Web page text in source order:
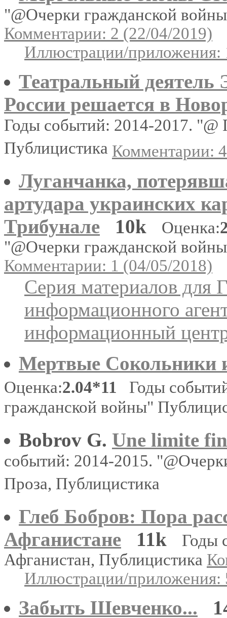
"@Очерки гражданской
Комментарии: 2 (22/04/2019)
Иллюстрации/приложения:
Театральный деятель
России решается в
Годы событий: 2014-2017. "@
Публицистика Комментарии:
Луганчанка,
артудара украинских
Трибунале
10k Оценка:
"@Очерки гражданской
Комментарии: 1 (04/05/2018)
Серия материалов для
информационного
информационный
Мертвые Сокольники
Оценка:2.04*11 Годы
гражданской войны"
Bobrov G. Une limite
событий: 2014-2015.
Проза, Публицистика
Глеб Бобров: Пора
Афганистане
11k
Годы
Афганистан, Публицистика
Иллюстрации/приложения:
Забыть Шевченко...